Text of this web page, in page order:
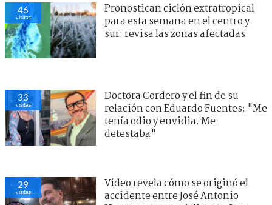
46
visitas
Pronostican ciclón extratropical
para esta semana en el centro y
sur: revisa las zonas afectadas
33
visitas
Doctora Cordero y el fin de su
relación con Eduardo Fuentes: "Me
tenía odio y envidia. Me
detestaba"
29
visitas
Video revela cómo se originó el
accidente entre José Antonio